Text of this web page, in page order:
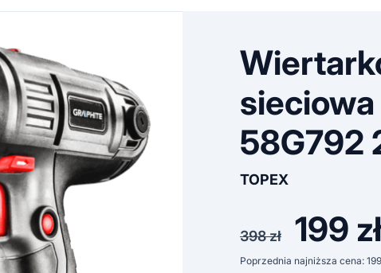
58G792
TOPEX
398zł
cena
199 zł
Poprzednia najniższa cena: 199